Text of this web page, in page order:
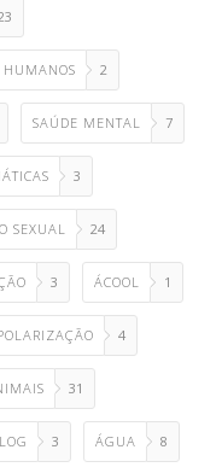
HUMANOS 2
SAÚDE MENTAL 7
3
SEXUAL 24
3 ÁCOOL 1
4
31
3 ÁGUA 8